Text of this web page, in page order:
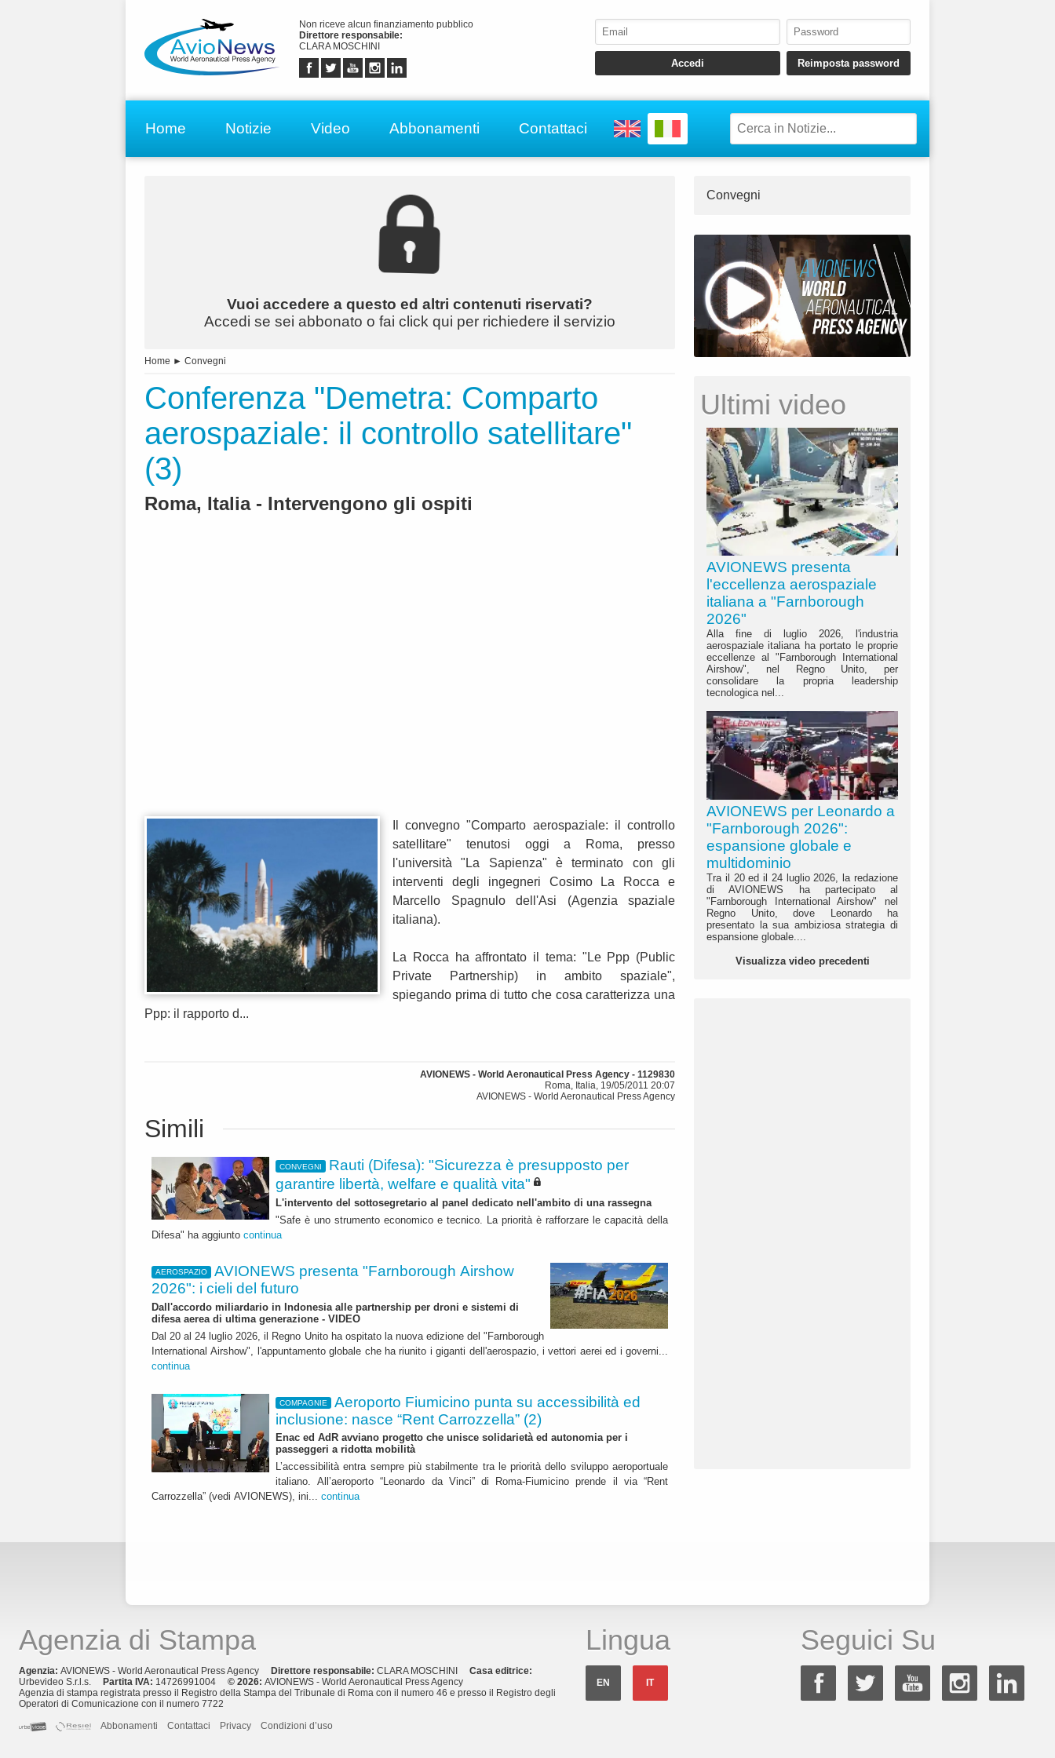
Non riceve alcun finanziamento pubblico
Direttore responsabile:
CLARA MOSCHINI
Home Notizie Video Abbonamenti Contattaci
Vuoi accedere a questo ed altri contenuti riservati?
Accedi se sei abbonato o fai click qui per richiedere il servizio
Home ► Convegni
Conferenza "Demetra: Comparto
aerospaziale: il controllo satellitare"
(3)
Roma, Italia - Intervengono gli ospiti
Il convegno "Comparto aerospaziale: il controllo
satellitare" tenutosi oggi a Roma, presso
l'università "La Sapienza" è terminato con gli
interventi degli ingegneri Cosimo La Rocca e
Marcello Spagnulo dell'Asi (Agenzia spaziale
italiana).
La Rocca ha affrontato il tema: "Le Ppp (Public
Private Partnership) in ambito spaziale",
spiegando prima di tutto che cosa caratterizza una
Ppp: il rapporto d...
AVIONEWS - World Aeronautical Press Agency - 1129830
Roma, Italia, 19/05/2011 20:07
AVIONEWS - World Aeronautical Press Agency
Simili
CONVEGNI
Rauti (Difesa): "Sicurezza è presupposto per
garantire libertà, welfare e qualità vita"
L'intervento del sottosegretario al panel dedicato nell'ambito di una rassegna
"Safe è uno strumento economico e tecnico. La priorità è rafforzare le capacità della
Difesa" ha aggiunto continua
AEROSPAZIO
AVIONEWS presenta "Farnborough Airshow
2026": i cieli del futuro
Dall'accordo miliardario in Indonesia alle partnership per droni e sistemi di
difesa aerea di ultima generazione - VIDEO
Dal 20 al 24 luglio 2026, il Regno Unito ha ospitato la nuova edizione del "Farnborough
International Airshow", l'appuntamento globale che ha riunito i giganti dell'aerospazio, i vettori aerei ed i governi...
continua
COMPAGNIE
Aeroporto Fiumicino punta su accessibilità ed
inclusione: nasce “Rent Carrozzella” (2)
Enac ed AdR avviano progetto che unisce solidarietà ed autonomia per i
passeggeri a ridotta mobilità
L’accessibilità entra sempre più stabilmente tra le priorità dello sviluppo aeroportuale
italiano. All’aeroporto “Leonardo da Vinci” di Roma-Fiumicino prende il via “Rent
Carrozzella” (vedi AVIONEWS), ini... continua
Convegni
Ultimi video
AVIONEWS presenta
l'eccellenza aerospaziale
italiana a "Farnborough
2026"
Alla fine di luglio 2026, l'industria
aerospaziale italiana ha portato le proprie
eccellenze al "Farnborough International
Airshow", nel Regno Unito, per
consolidare la propria leadership
tecnologica nel...
AVIONEWS per Leonardo a
"Farnborough 2026":
espansione globale e
multidominio
Tra il 20 ed il 24 luglio 2026, la redazione
di AVIONEWS ha partecipato al
"Farnborough International Airshow" nel
Regno Unito, dove Leonardo ha
presentato la sua ambiziosa strategia di
espansione globale....
Visualizza video precedenti
Agenzia di Stampa
Agenzia: AVIONEWS - World Aeronautical Press Agency Direttore responsabile: CLARA MOSCHINI Casa editrice:
Urbevideo S.r.l.s.
Partita IVA: 14726991004 © 2026: AVIONEWS - World Aeronautical Press Agency
Agenzia di stampa registrata presso il Registro della Stampa del Tribunale di Roma con il numero 46 e presso il Registro degli
Operatori di Comunicazione con il numero 7722
Abbonamenti
Contattaci Privacy Condizioni d’uso
Lingua
EN IT
Seguici Su